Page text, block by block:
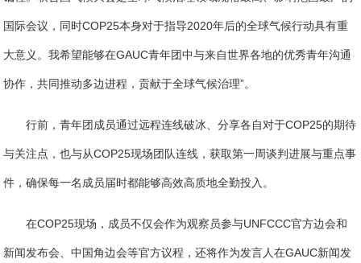
国际会议，同时COP25本身对于指导2020年后的全球气候行动具有重
大意义。我希望能够在GAUC青年团中与来自世界各地的优秀青年沟通
协作，共同推动多边进程，贡献于全球气候治理”。
行前，青年团成员通过远程连线破冰、分享各自对于COP25的期待
与关注点，也与从COP25现场团队连线，获取第一周谈判进展与重点事
件，确保每一名成员届时都能够高效高质地全勤投入。
在COP25现场，成员不仅会作为观察员参与UNFCCC官方边会和
新闻发布会、中国角边会等官方议程，还将作为发言人在GAUC新闻发